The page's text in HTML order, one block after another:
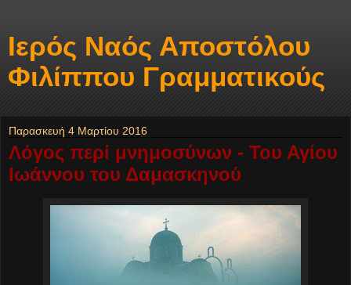
Ιερός Ναός Αποστόλου
Φιλίππου Γραμματικούς
Παρασκευή 4 Μαρτίου 2016
Λόγος περί μνημοσύνων - Του Αγίου
Ιωάννου του Δαμασκηνού